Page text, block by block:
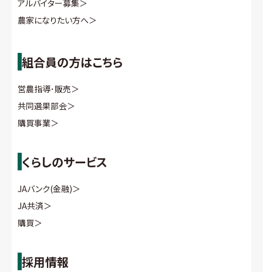
アルバイター募集＞
農家になりたい方へ＞
組合員の方はこちら
営農指導･販売＞
共同選果部会＞
購買事業＞
くらしのサービス
JAバンク(金融)＞
JA共済＞
購買＞
採用情報